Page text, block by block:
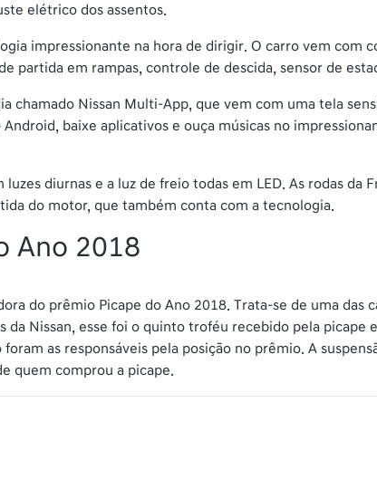
elétrico dos assentos.
impressionante na hora de dirigir. O carro vem com
partida em rampas, controle de descida, sensor de
Nissan Multi-App, que vem com uma tela
baixe aplicativos e ouça músicas no
diurnas e a luz de freio todas em LED. As rodas da
do motor, que também conta com a tecnologia.
Ano 2018
do prêmio Picape do Ano 2018. Trata-se de uma das
Nissan, esse foi o quinto troféu recebido pela picape
as responsáveis pela posição no prêmio. A
quem comprou a picape.